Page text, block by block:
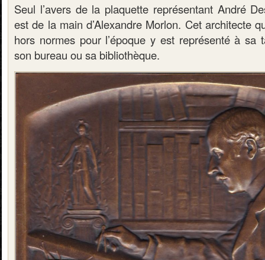
Seul l’avers de la plaquette représentant André
est de la main d’Alexandre Morlon. Cet architecte
hors normes pour l’époque y est représenté à sa
son bureau ou sa bibliothèque.